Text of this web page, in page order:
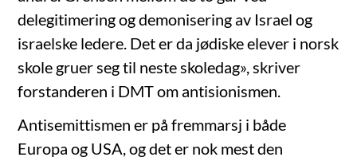
delegitimering og demonisering av Israel og
israelske ledere. Det er da jødiske elever i norsk
skole gruer seg til neste skoledag», skriver
forstanderen i DMT om antisionismen.
Antisemittismen er på fremmarsj i både
Europa og USA, og det er nok mest den